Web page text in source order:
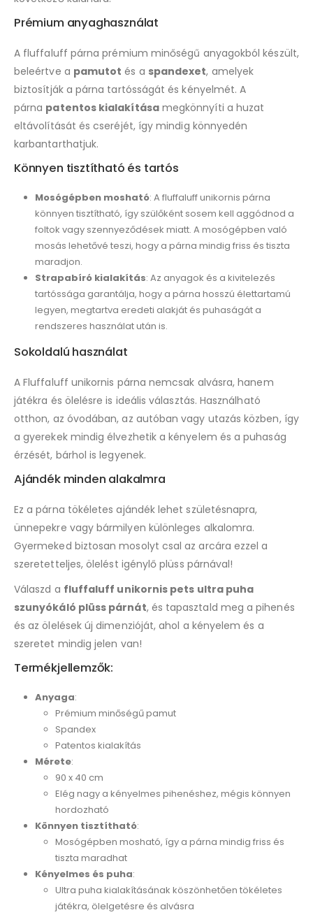
Prémium anyaghasználat
A fluffaluff párna prémium minőségű anyagokból készült,
beleértve a pamutot és a spandexet, amelyek
biztosítják a párna tartósságát és kényelmét. A
párna patentos kialakításamegkönnyíti a huzat
eltávolítását és cseréjét, így mindig könnyedén
karbantarthatjuk.
Könnyen tisztítható és tartós
Mosógépben mosható: A fluffaluff unikornis párna
könnyen tisztítható, így szülőként sosem kell aggódnod a
foltok vagy szennyeződések miatt. A mosógépben való
mosás lehetővé teszi, hogy a párna mindig friss és tiszta
maradjon.
Strapabíró kialakítás: Az anyagok és a kivitelezés
tartóssága garantálja, hogy a párna hosszú élettartamú
legyen, megtartva eredeti alakját és puhaságát a
rendszeres használat után is.
Sokoldalú használat
A Fluffaluff unikornis párna nemcsak alvásra, hanem
játékra és ölelésre is ideális választás. Használható
otthon, az óvodában, az autóban vagy utazás közben, így
a gyerekek mindig élvezhetik a kényelem és a puhaság
érzését, bárhol is legyenek.
Ajándék minden alakalmra
Ez a párna tökéletes ajándék lehet születésnapra,
ünnepekre vagy bármilyen különleges alkalomra.
Gyermeked biztosan mosolyt csal az arcára ezzel a
szeretetteljes, ölelést igénylő plüss párnával!
Válaszd a fluffaluff unikornis pets ultra puha
szunyókáló plüss párnát, és tapasztald meg a pihenés
és az ölelések új dimenzióját, ahol a kényelem és a
szeretet mindig jelen van!
Termékjellemzők:
Anyaga:
Prémium minőségű pamut
Spandex
Patentos kialakítás
Mérete:
90 x 40 cm
Elég nagy a kényelmes pihenéshez, mégis könnyen
hordozható
Könnyen tisztítható:
Mosógépben mosható, így a párna mindig friss és
tiszta maradhat
Kényelmes és puha:
Ultra puha kialakításának köszönhetően tökéletes
játékra, ölelgetésre és alvásra